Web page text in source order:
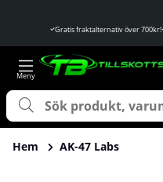
Gratis fraktalternativ över 700kr!
Hem AK-47 Labs